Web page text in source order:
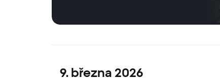
9. března 2026